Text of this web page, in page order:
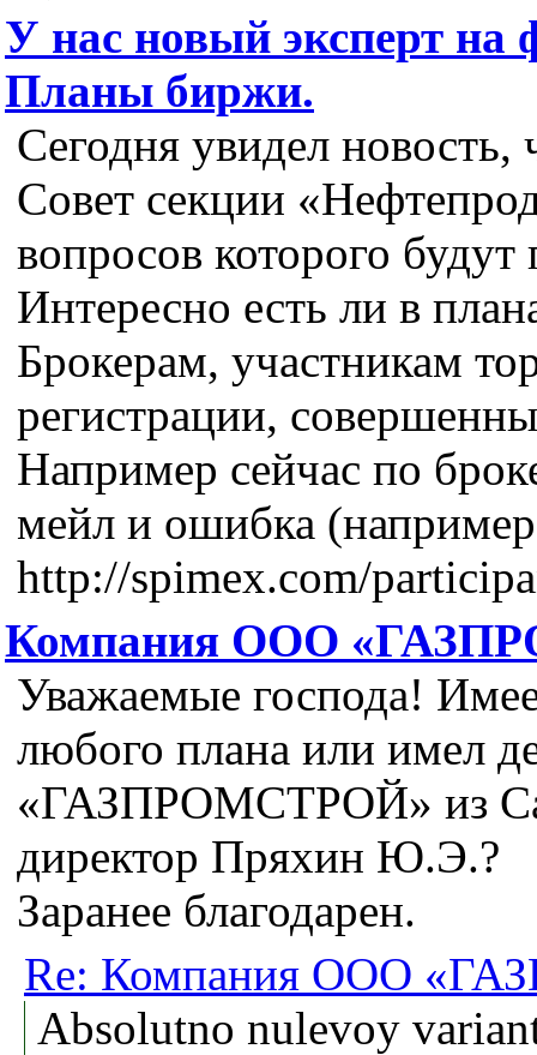
У нас новый эксперт на
Планы биржи.
Сегодня увидел новость,
Совет секции
вопросов которого
Интересно есть ли в
Брокерам, участникам
регистрации,
Например сейчас по
мейл и ошибка
http://spimex.com/
Компания ООО
Уважаемые господа!
любого плана или имел
«ГАЗПРОМСТРОЙ» из
директор Пряхин Ю.Э.?
Заранее благодарен.
Re: Компания ООО
Absolutno nulevoy